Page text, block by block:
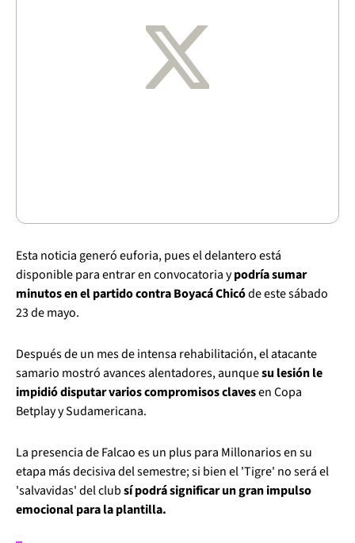
Esta noticia generó euforia, pues el delantero está
disponible para entrar en convocatoria ypodría sumar
minutos en el partido contra Boyacá Chicóde este sábado
23 de mayo.
Después de un mes de intensa rehabilitación, el atacante
samario mostró avances alentadores, aunquesu lesión le
impidió disputar varios compromisos clavesen Copa
Betplay y Sudamericana.
La presencia de Falcao es un plus para Millonarios en su
etapa más decisiva del semestre; si bien el 'Tigre' no será el
'salvavidas' del clubsí podrá significar un gran impulso
emocional para la plantilla.